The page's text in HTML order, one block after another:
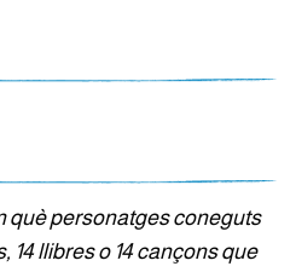
què personatges coneguts
14 llibres o 14 cançons que